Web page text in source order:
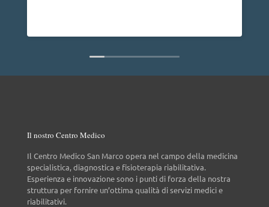
Il nostro Centro Medico
Il Centro Medico San Marco opera nel campo della medicina
specialistica, diagnostica e fisioterapia riabilitativa.
Esperienza e innovazione sono i punti di forza della nostra
struttura per fornire un’ottima qualità di servizi medici e
riabilitativi.